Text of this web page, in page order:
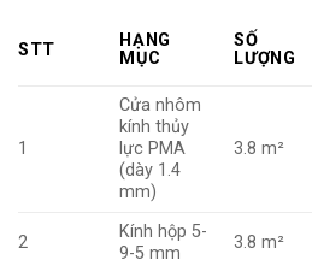
STT
HẠNG
MỤC
SỐ
LƯỢNG
1
Cửa nhôm
kính thủy
lực PMA
(dày 1.4
mm)
3.8 m²
2
Kính hộp 5-
9-5 mm
3.8 m²